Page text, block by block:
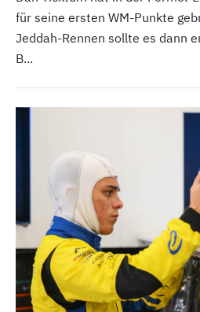
für seine ersten WM-Punkte
Jeddah-Rennen sollte es dann
B...